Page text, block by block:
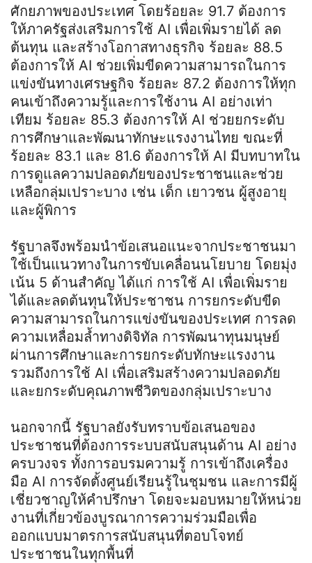
ศักยภาพของประเทศ โดยร้อยละ 91.7 ต้องการ
ให้ภาครัฐส่งเสริมการใช้ AI เพื่อเพิ่มรายได้ ลด
ต้นทุน และสร้างโอกาสทางธุรกิจ ร้อยละ 88.5
ต้องการให้ AI ช่วยเพิ่มขีดความสามารถในการ
แข่งขันทางเศรษฐกิจ ร้อยละ 87.2 ต้องการให้ทุก
คนเข้าถึงความรู้และการใช้งาน AI อย่างเท่า
เทียม ร้อยละ 85.3 ต้องการให้ AI ช่วยยกระดับ
การศึกษาและพัฒนาทักษะแรงงานไทย ขณะที่
ร้อยละ 83.1 และ 81.6 ต้องการให้ AI มีบทบาทใน
การดูแลความปลอดภัยของประชาชนและช่วย
เหลือกลุ่มเปราะบาง เช่น เด็ก เยาวชน ผู้สูงอายุ
และผู้พิการ
รัฐบาลจึงพร้อมนำข้อเสนอแนะจากประชาชนมา
ใช้เป็นแนวทางในการขับเคลื่อนนโยบาย โดยมุ่ง
เน้น 5 ด้านสำคัญ ได้แก่ การใช้ AI เพื่อเพิ่มราย
ได้และลดต้นทุนให้ประชาชน การยกระดับขีด
ความสามารถในการแข่งขันของประเทศ การลด
ความเหลื่อมล้ำทางดิจิทัล การพัฒนาทุนมนุษย์
ผ่านการศึกษาและการยกระดับทักษะแรงงาน
รวมถึงการใช้ AI เพื่อเสริมสร้างความปลอดภัย
และยกระดับคุณภาพชีวิตของกลุ่มเปราะบาง
นอกจากนี้ รัฐบาลยังรับทราบข้อเสนอของ
ประชาชนที่ต้องการระบบสนับสนุนด้าน AI อย่าง
ครบวงจร ทั้งการอบรมความรู้ การเข้าถึงเครื่อง
มือ AI การจัดตั้งศูนย์เรียนรู้ในชุมชน และการมีผู้
เชี่ยวชาญให้คำปรึกษา โดยจะมอบหมายให้หน่วย
งานที่เกี่ยวข้องบูรณาการความร่วมมือเพื่อ
ออกแบบมาตรการสนับสนุนที่ตอบโจทย์
ประชาชนในทุกพื้นที่